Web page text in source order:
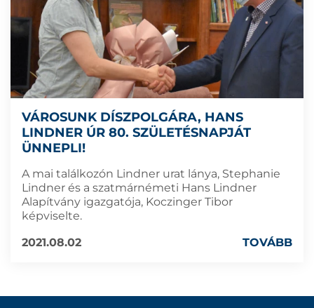
VÁROSUNK DÍSZPOLGÁRA, HANS
LINDNER ÚR 80. SZÜLETÉSNAPJÁT
ÜNNEPLI!
A mai találkozón Lindner urat lánya, Stephanie
Lindner és a szatmárnémeti Hans Lindner
Alapítvány igazgatója, Koczinger Tibor
képviselte.
2021.08.02
TOVÁBB